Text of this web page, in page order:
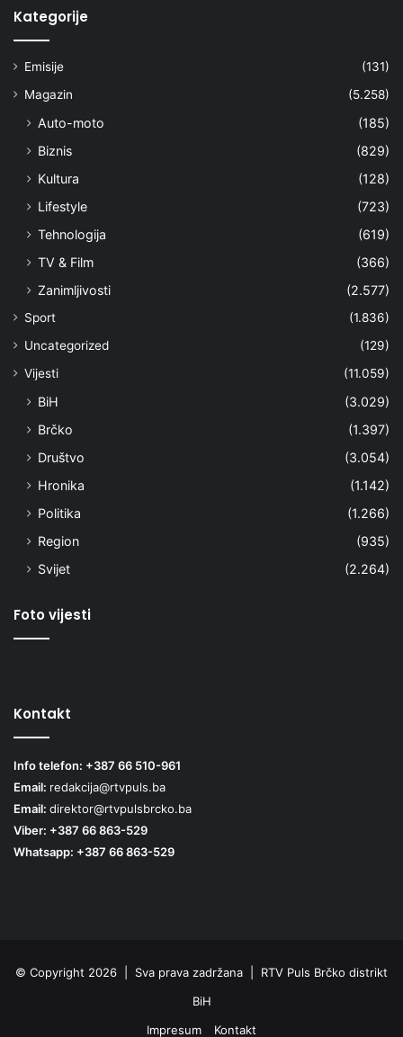
Kategorije
Emisije
(131)
Magazin
(5.258)
Auto-moto
(185)
Biznis
(829)
Kultura
(128)
Lifestyle
(723)
Tehnologija
(619)
TV & Film
(366)
Zanimljivosti
(2.577)
Sport
(1.836)
Uncategorized
(129)
Vijesti
(11.059)
BiH
(3.029)
Brčko
(1.397)
Društvo
(3.054)
Hronika
(1.142)
Politika
(1.266)
Region
(935)
Svijet
(2.264)
Foto vijesti
Kontakt
Info telefon: +387 66 510-961
Email: redakcija@rtvpuls.ba
Email: direktor@rtvpulsbrcko.ba
Viber: +387 66 863-529
Whatsapp: +387 66 863-529
© Copyright 2026 | Sva prava zadržana | RTV Puls Brčko distrikt
BiH
Impresum
Kontakt